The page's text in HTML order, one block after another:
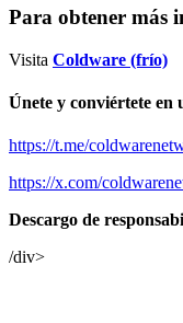
Para obtener más
Visita Coldware (frío)
Únete y conviértete en
https://t.me/
https://x.com/
Descargo de
/div>